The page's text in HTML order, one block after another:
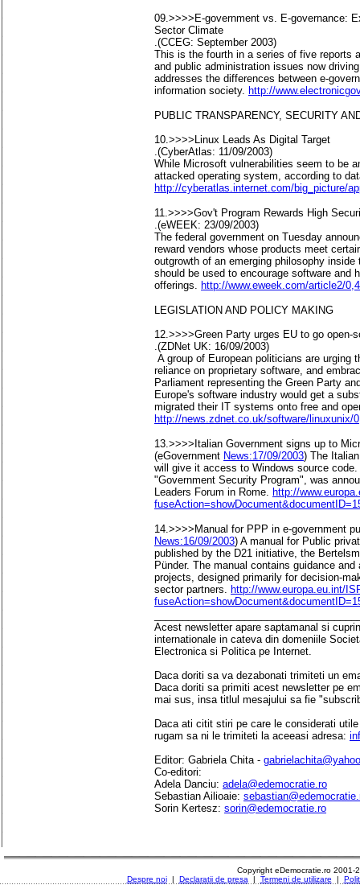
09.>>>>E-government vs. E-governance:
Sector Climate
.(CCEG: September 2003)
This is the fourth in a series of five reports
and public administration issues now
addresses the differences between e-
information society. http://
PUBLIC TRANSPARENCY, SECURITY
10.>>>>Linux Leads As Digital Target
.(CyberAtlas: 11/09/2003)
While Microsoft vulnerabilities seem to be
attacked operating system, according to
http://cyberatlas.internet.com/big_picture/
11.>>>>Gov't Program Rewards High
.(eWEEK: 23/09/2003)
The federal government on Tuesday
reward vendors whose products meet
outgrowth of an emerging philosophy
should be used to encourage software and
offerings. http://www.eweek.com/article2/
LEGISLATION AND POLICY MAKING
12.>>>>Green Party urges EU to go open-
.(ZDNet UK: 16/09/2003)
A group of European politicians are urging
reliance on proprietary software, and
Parliament representing the Green Party
Europe's software industry would get a
migrated their IT systems onto free and
http://news.zdnet.co.uk/software/linuxunix/
13.>>>>Italian Government signs up to
(eGovernment News:17/09/2003) The
will give it access to Windows source
"Government Security Program", was
Leaders Forum in Rome. http://
14.>>>>Manual for PPP in e-government
News:16/09/2003) A manual for Public
published by the D21 initiative, the
Pünder. The manual contains guidance
projects, designed primarily for decision-
sector partners. http://www.europa.eu.int/
Acest newsletter apare saptamanal si
internationale in cateva din domeniile
Electronica si Politica pe Internet.
Daca doriti sa va dezabonati trimiteti un
Daca doriti sa primiti acest newsletter pe
mai sus, insa titlul mesajului sa fie
Daca ati citit stiri pe care le considerati
rugam sa ni le trimiteti la aceeasi adresa:
Editor: Gabriela Chita -
Co-editori:
Adela Danciu: adela@edemocratie.ro
Sebastian Ailioaie:
Sorin Kertesz: sorin@edemocratie.ro
Copyright eDemocratie.ro 2001-
Despre noi| Declaratii de presa | Termeni de utilizare |